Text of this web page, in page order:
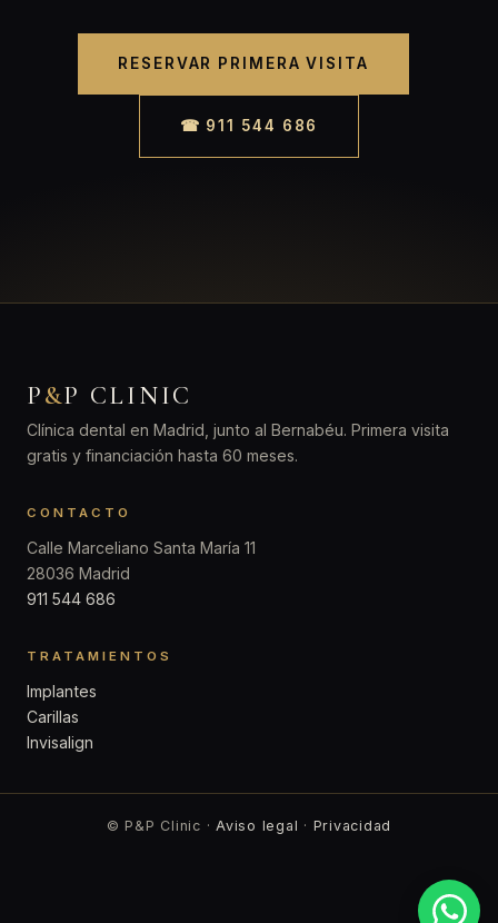
RESERVAR PRIMERA VISITA
☎ 911 544 686
P&P CLINIC
Clínica dental en Madrid, junto al Bernabéu. Primera visita
gratis y financiación hasta 60 meses.
CONTACTO
Calle Marceliano Santa María 11
28036 Madrid
911 544 686
TRATAMIENTOS
Implantes
Carillas
Invisalign
© P&P Clinic ·Aviso legal · Privacidad